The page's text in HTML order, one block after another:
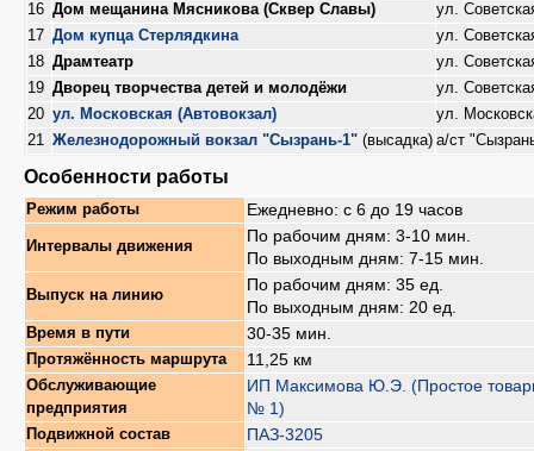
16 Дом мещанина Мясникова (Сквер Славы)
ул.
17 Дом купца Стерлядкина
ул.
18 Драмтеатр
ул.
19 Дворец творчества детей и молодёжи
ул.
20 ул. Московская (Автовокзал)
ул.
21 Железнодорожный вокзал "Сызрань-1" (высадка) а/ст
Особенности работы
Режим работы Ежедневно: с 6 до 19 часов
Интервалы движения
По рабочим дням: 3-10 мин.
По выходным дням: 7-15 мин.
Выпуск на линию
По рабочим дням: 35 ед.
По выходным дням: 20 ед.
Время в пути 30-35 мин.
Протяжённость маршрута 11,25 км
Обслуживающие
предприятия
ИП Максимова Ю.Э. (Простое
№ 1)
Подвижной состав
ПАЗ-3205